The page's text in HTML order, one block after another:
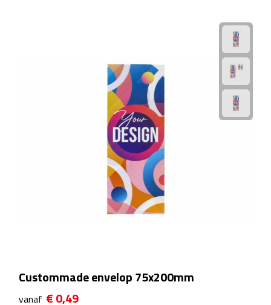
Fiets Accessoires
Fietspompen
Custommade envelop 75x200mm
vanaf € 0,49